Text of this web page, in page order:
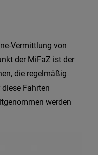
Vermittlung von
der MiFaZ ist der
die regelmäßig
Fahrten
werden